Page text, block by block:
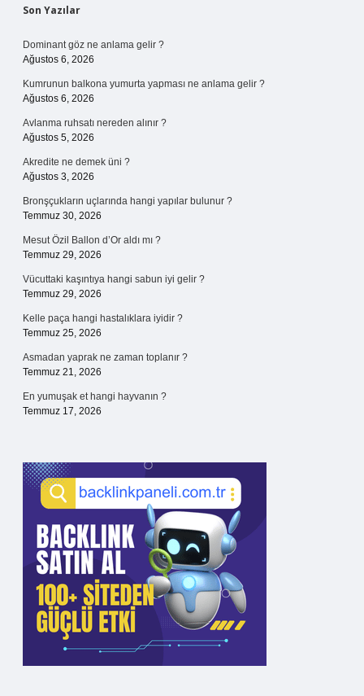
Sidebar
Son Yazılar
Dominant göz ne anlama gelir ?
Ağustos 6, 2026
Kumrunun balkona yumurta yapması ne anlama gelir ?
Ağustos 6, 2026
Avlanma ruhsatı nereden alınır ?
Ağustos 5, 2026
Akredite ne demek üni ?
Ağustos 3, 2026
Bronşçukların uçlarında hangi yapılar bulunur ?
Temmuz 30, 2026
Mesut Özil Ballon d’Or aldı mı ?
Temmuz 29, 2026
Vücuttaki kaşıntıya hangi sabun iyi gelir ?
Temmuz 29, 2026
Kelle paça hangi hastalıklara iyidir ?
Temmuz 25, 2026
Asmadan yaprak ne zaman toplanır ?
Temmuz 21, 2026
En yumuşak et hangi hayvanın ?
Temmuz 17, 2026